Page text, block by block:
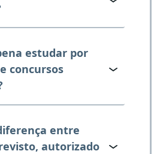
estudar por
concursos
entre
autorizado